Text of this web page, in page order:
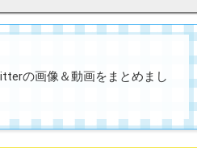
の画像＆動画をまとめまし